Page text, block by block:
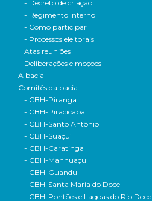
- Decreto de criação
- Regimento interno
- Como participar
- Processos eleitorais
Atas reuniões
Deliberações e moçoes
A bacia
Comitês da bacia
- CBH-Piranga
- CBH-Piracicaba
- CBH-Santo Antônio
- CBH-Suaçuí
- CBH-Caratinga
- CBH-Manhuaçu
- CBH-Guandu
- CBH-Santa Maria do Doce
- CBH-Pontões e Lagoas do Rio Doce